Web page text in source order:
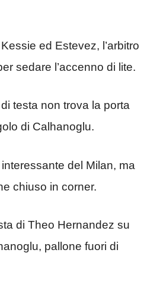
ed Estevez, l’arbitro
sedare l’accenno di lite.
testa non trova la porta
di Calhanoglu.
del Milan, ma
chiuso in corner.
di Theo Hernandez su
pallone fuori di